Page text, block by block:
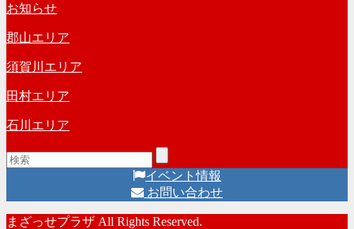
お知らせ
郡山エリア
須賀川エリア
田村エリア
石川エリア
イベント情報
お問い合わせ
まざっせプラザ All Rights Reserved.